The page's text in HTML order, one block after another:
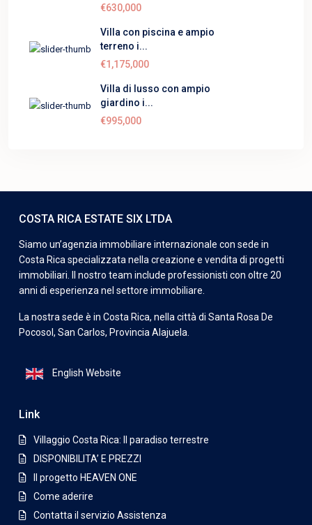
€630,000
Villa con piscina e ampio
terreno i...
€1,175,000
Villa di lusso con ampio
giardino i...
€995,000
COSTA RICA ESTATE SIX LTDA
Siamo un’agenzia immobiliare internazionale con sede in
Costa Rica specializzata nella creazione e vendita di progetti
immobiliari. Il nostro team include professionisti con oltre 20
anni di esperienza nel settore immobiliare.
La nostra sede è in Costa Rica, nella città di Santa Rosa De
Pocosol, San Carlos, Provincia Alajuela.
English Website
Link
Villaggio Costa Rica: Il paradiso terrestre
DISPONIBILITA’ E PREZZI
Il progetto HEAVEN ONE
Come aderire
Contatta il servizio Assistenza